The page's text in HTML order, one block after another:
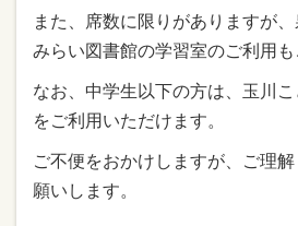
また、席数に限りがありますが
みらい図書館の学習室のご利用も
なお、中学生以下の方は、玉川
をご利用いただけます。
ご不便をおかけしますが、ご理
願いします。